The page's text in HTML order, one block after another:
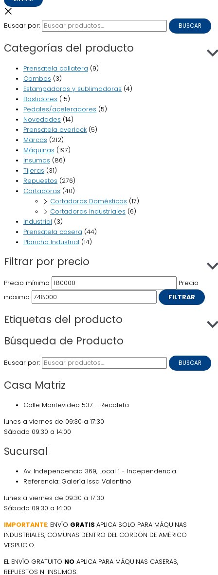
Buscar por: BUSCAR
Categorías del producto
Prensatela collatera (9)
Combos (3)
Estampadoras y sublimadoras (4)
Bastidores (15)
Pedales/aceleradores (5)
Novedades (14)
Prensatela overlock (5)
Marcas (212)
Máquinas (197)
Insumos (86)
Tijeras (31)
Repuestos (276)
Cortadoras (40)
Cortadoras Domésticas (17)
Cortadoras Industriales (6)
Industrial (3)
Prensatela casera (44)
Plancha Industrial (14)
Filtrar por precio
Precio mínimo
Precio
máximo
FILTRAR
Etiquetas del producto
Búsqueda de Producto
Buscar por: BUSCAR
Casa Matriz
Calle Montevideo 537 - Recoleta
lunes a viernes de 09:30 a 17:30
Sábado 09:30 a 14:00
Sucursal
Av. Independencia 369, Local 1 - Independencia
Referencia: Galería Issa Valentino
lunes a viernes de 09:30 a 17:30
Sábado 09:30 a 14:00
IMPORTANTE: ENVÍO GRATIS APLICA SOLO PARA MÁQUINAS
INDUSTRIALES, COMUNAS DENTRO DEL CORDÓN DE AMÉRICO
VESPUCIO.
EL ENVÍO GRATUITO NO APLICA PARA MÁQUINAS CASERAS,
REPUESTOS NI INSUMOS.